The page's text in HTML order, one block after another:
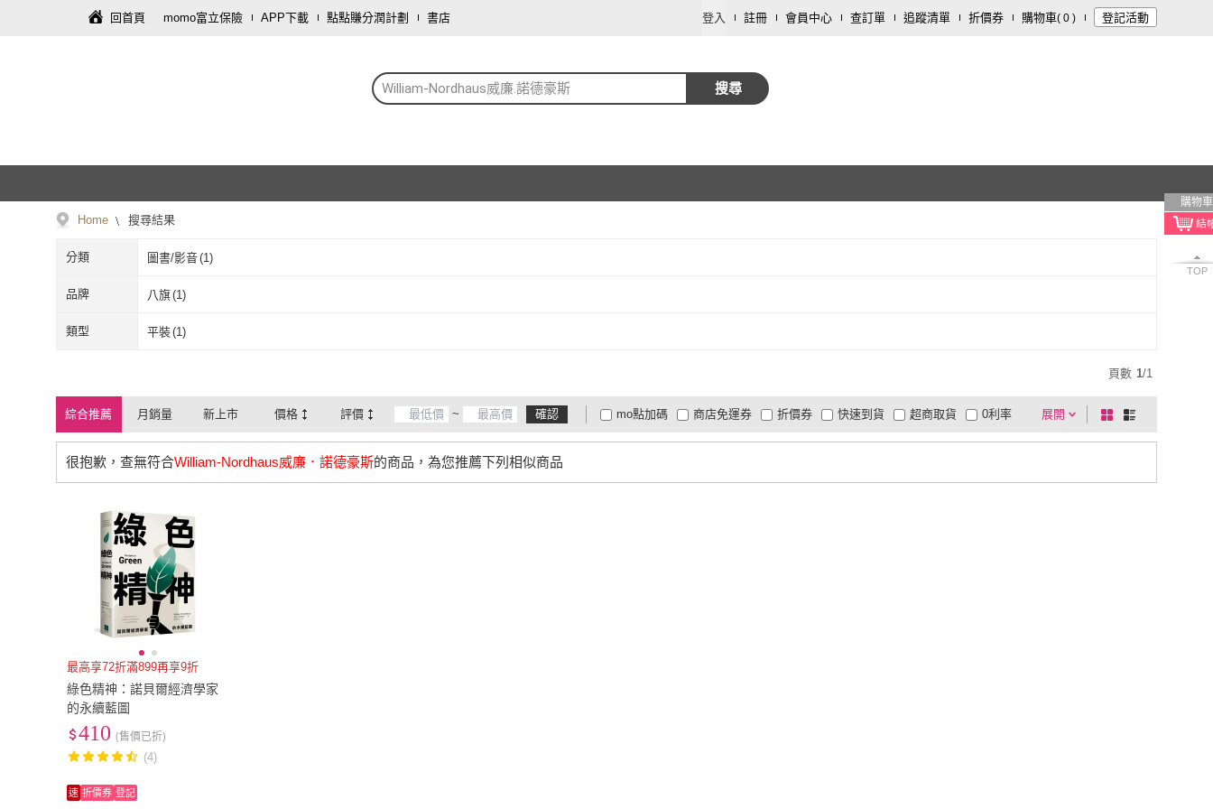
回首頁 momo富立保險 APP下載 點點賺分潤計劃 書店 登入 註冊 會員中心 查訂單 追蹤清單 折價券 購物車( 0 ) 登記活動
William-Nordhaus威廉.諾德豪斯 搜尋
購物車
TOP
Home 搜尋結果
分類 圖書/影音(1)
品牌 八旗(1)
八旗
類型 平裝(1)
頁數 1/1
綜合推薦 月銷量 新上市 價格 評價 ~ 確認 展開
折價券
有影片
商品有量 電視購物
mo點加碼 快速到貨 超商取貨
大家電安心配
大家電快配
商店免運券 0利率
棋
盤
列
很抱歉，查無符合William-Nordhaus威廉．諾德豪斯的商品，為您推薦下列相似商品
最高享72折滿899再享9折
綠色精神：諾貝爾經濟學家
的永續藍圖
410 (售價已折)
(4)
速 折價券 登記